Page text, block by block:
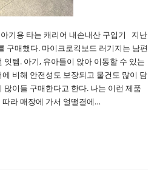
기용 타는 캐리어 내손내산 구입기 지난
구매했다. 마이크로킥보드 러기지는 남편
템. 아기, 유아들이 앉아 이동할 수 있는
비해 안전성도 보장되고 물건도 많이 담
많이들 구매한다고 한다. 나는 이런 제품
라 매장에 가서 얼떨결에…